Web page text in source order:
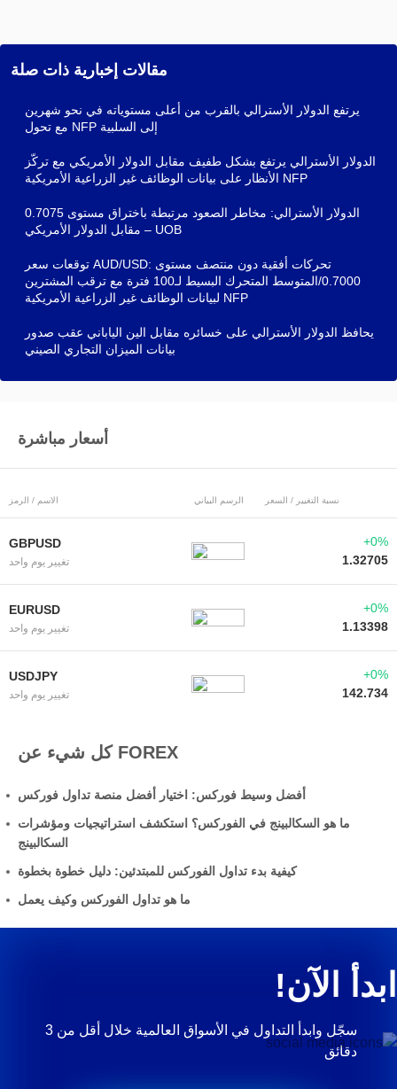
مقالات إخبارية ذات صلة
يرتفع الدولار الأسترالي بالقرب من أعلى مستوياته في نحو شهرين
مع تحول NFP إلى السلبية
الدولار الأسترالي يرتفع بشكل طفيف مقابل الدولار الأمريكي مع تركّز
الأنظار على بيانات الوظائف غير الزراعية الأمريكية NFP
الدولار الأسترالي: مخاطر الصعود مرتبطة باختراق مستوى 0.7075
مقابل الدولار الأمريكي – UOB
توقعات سعر AUD/USD: تحركات أفقية دون منتصف مستوى
0.7000/المتوسط المتحرك البسيط لـ100 فترة مع ترقب المشترين
لبيانات الوظائف غير الزراعية الأمريكية NFP
يحافظ الدولار الأسترالي على خسائره مقابل الين الياباني عقب صدور
بيانات الميزان التجاري الصيني
أسعار مباشرة
الاسم / الرمز الرسم البياني نسبة التغيير / السعر
GBPUSD
تغيير يوم واحد
+0%
1.32705
EURUSD
تغيير يوم واحد
+0%
1.13398
USDJPY
تغيير يوم واحد
+0%
142.734
كل شيء عن FOREX
أفضل وسيط فوركس: اختيار أفضل منصة تداول فوركس
ما هو السكالبينج في الفوركس؟ استكشف استراتيجيات ومؤشرات
السكالبينج
كيفية بدء تداول الفوركس للمبتدئين: دليل خطوة بخطوة
ما هو تداول الفوركس وكيف يعمل
ابدأ الآن!
سجّل وابدأ التداول في الأسواق العالمية خلال أقل من 3
دقائق